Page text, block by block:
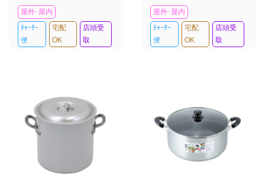
屋外･屋内
ﾁｬｰﾀｰ
便
宅配
OK
店頭受
取
屋外･屋内
ﾁｬｰﾀｰ
便
宅配
OK
店頭受
取